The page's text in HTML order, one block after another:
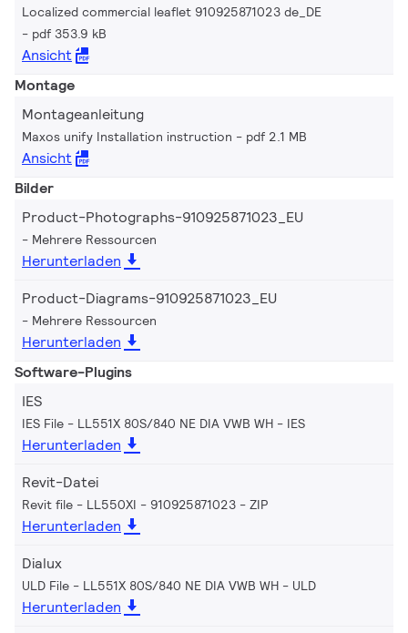
Localized commercial leaflet 910925871023 de_DE
pdf 353.9 kB
Ansicht
Montage
Montageanleitung
Maxos unify Installation instruction pdf 2.1 MB
Ansicht
Bilder
Product-Photographs-910925871023_EU
Mehrere Ressourcen
Herunterladen
Product-Diagrams-910925871023_EU
Mehrere Ressourcen
Herunterladen
Software-Plugins
IES
IES File - LL551X 80S/840 NE DIA VWB WH IES
Herunterladen
Revit-Datei
Revit file - LL550XI - 910925871023 ZIP
Herunterladen
Dialux
ULD File - LL551X 80S/840 NE DIA VWB WH ULD
Herunterladen